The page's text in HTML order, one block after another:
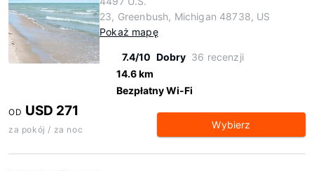
23, Greenbush, Michigan 48738, US
Pokaż mapę
7.4/10 Dobry 36 recenzji
14.6 km
Bezpłatny Wi-Fi
OD USD 271
za pokój / za noc Wybierz